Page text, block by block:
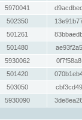
5970041
502350
501261
501480
5930062
501420
503050
5930090